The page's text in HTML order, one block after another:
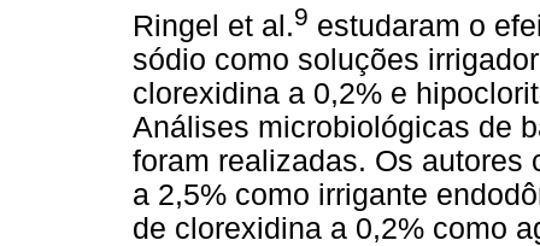
Ringel et al.9 estudaram o
sódio como soluções
clorexidina a 0,2% e
Análises microbiológicas de
foram realizadas. Os
a 2,5% como irrigante
de clorexidina a 0,2% como